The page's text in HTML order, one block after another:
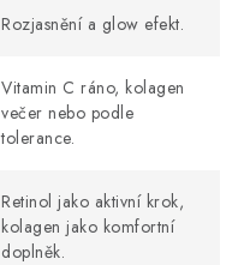
Rozjasnění a glow efekt.
Vitamin C ráno, kolagen
večer nebo podle
tolerance.
Retinol jako aktivní krok,
kolagen jako komfortní
doplněk.